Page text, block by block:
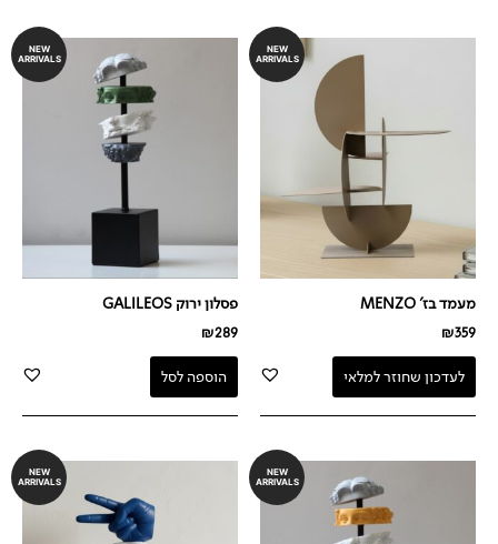
NEW
ARRIVALS
מעמד בז' MENZO
₪359
לעדכון שחוזר למלאי
NEW
ARRIVALS
פסלון ירוק GALILEOS
₪289
הוספה לסל
NEW
ARRIVALS
NEW
ARRIVALS